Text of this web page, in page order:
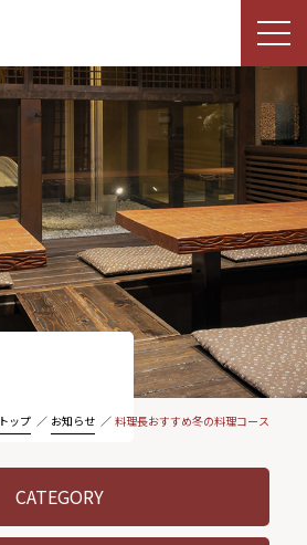
トップ お知らせ 料理長おすすめ冬の料理コース
CATEGORY